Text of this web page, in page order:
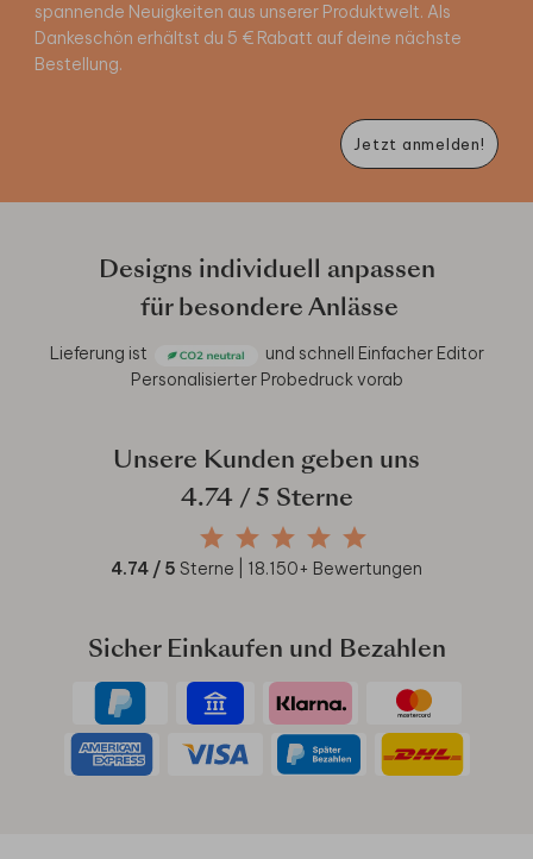
spannende Neuigkeiten aus unserer Produktwelt. Als
Dankeschön erhältst du 5 € Rabatt auf deine nächste
Bestellung.
Jetzt anmelden!
Designs individuell anpassen
für besondere Anlässe
Lieferung ist und schnell Einfacher Editor
Personalisierter Probedruck vorab
Unsere Kunden geben uns
4.74/ 5 Sterne
4.74 / 5 Sterne | 18.150+ Bewertungen
Sicher Einkaufen und Bezahlen